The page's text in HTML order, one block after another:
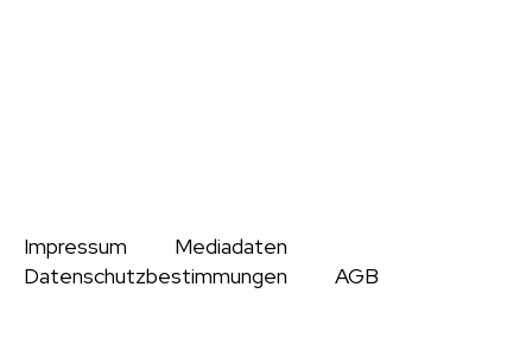
Impressum
Mediadaten
Datenschutzbestimmungen
AGB